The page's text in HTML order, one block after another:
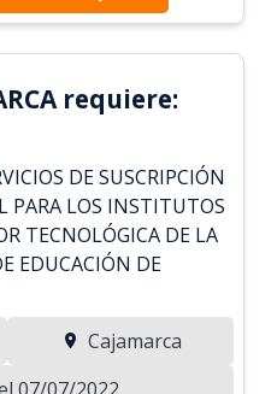
requiere:
DE SUSCRIPCIÓN
PARA LOS INSTITUTOS
TECNOLÓGICA DE LA
EDUCACIÓN DE
Cajamarca